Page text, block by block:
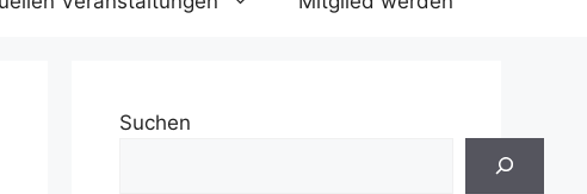
Suchen